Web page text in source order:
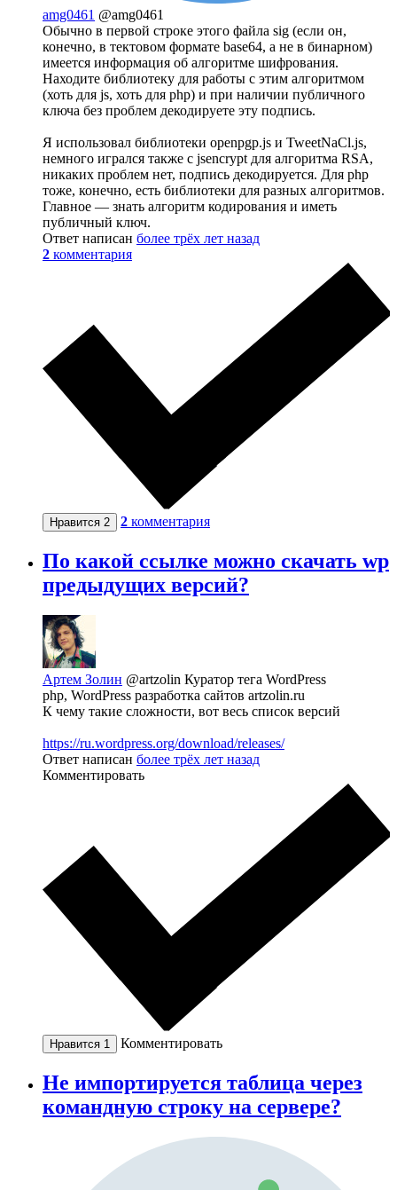
amg0461 @amg0461
Обычно в первой строке этого файла sig (если он,
конечно, в тектовом формате base64, а не в бинарном)
имеется информация об алгоритме шифрования.
Находите библиотеку для работы с этим алгоритмом
(хоть для js, хоть для php) и при наличии публичного
ключа без проблем декодируете эту подпись.
Я использовал библиотеки openpgp.js и TweetNaCl.js,
немного игрался также с jsencrypt для алгоритма RSA,
никаких проблем нет, подпись декодируется. Для php
тоже, конечно, есть библиотеки для разных алгоритмов.
Главное — знать алгоритм кодирования и иметь
публичный ключ.
Ответ написан более трёх лет назад
2 комментария
Нравится 2 2 комментария
По какой ссылке можно скачать wp
предыдущих версий?
Артем Золин @artzolin Куратор тега WordPress
php, WordPress разработка сайтов artzolin.ru
К чему такие сложности, вот весь список версий
https://ru.wordpress.org/download/releases/
Ответ написан более трёх лет назад
Комментировать
Нравится 1 Комментировать
Не импортируется таблица через
командную строку на сервере?